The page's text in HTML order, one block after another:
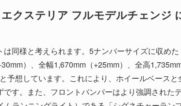
クステリア フルモデルチェンジ
は同様と考えられます。5ナンバーサイズに収め
）、全幅1,670mm（+25mm）、全高
予想しています。これにより、ホイールベース
です。また、フロントバンパーはより強調された